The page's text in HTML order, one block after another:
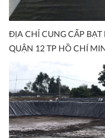
ĐỊA CHỈ CUNG CẤP BẠT
QUẬN 12 TP HỒ CHÍ